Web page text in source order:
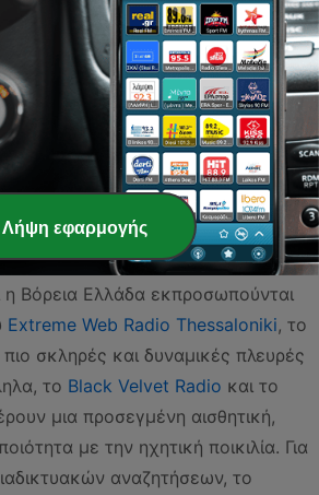
μουσική προσέγγιση με
τοENIGMAκαι τοFlight of
μοναδικές μουσικές διαδρομές
και τους πιο απαιτητικούς
επιθυμούν έναν συνδυασμό rock
το
Rock Lab Radioκαι το
το ιδανικό soundtrack για κάθε
Βόρεια Ελλάδα εκπροσωπούνται
Extreme Web Radio Thessaloniki, το
πιο σκληρές και δυναμικές πλευρές
το Black Velvet Radio και το
μια προσεγμένη αισθητική,
με την ηχητική ποικιλία. Για
αναζητήσεων, το
Λήψη εφαρμογής